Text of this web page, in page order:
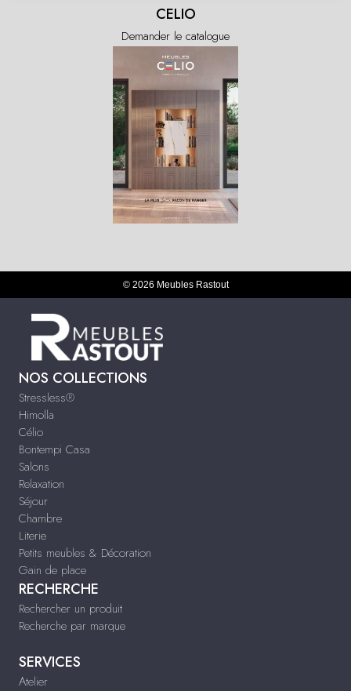
CELIO
Demander le catalogue
© 2026 Meubles Rastout
NOS COLLECTIONS
Stressless®
Himolla
Célio
Bontempi Casa
Salons
Relaxation
Séjour
Chambre
Literie
Petits meubles & Décoration
Gain de place
RECHERCHE
Rechercher un produit
Recherche par marque
SERVICES
Atelier